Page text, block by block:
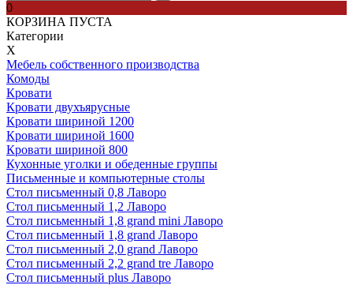
0
КОРЗИНА ПУСТА
Категории
Х
Мебель собственного производства
Комоды
Кровати
Кровати двухъярусные
Кровати шириной 1200
Кровати шириной 1600
Кровати шириной 800
Кухонные уголки и обеденные группы
Письменные и компьютерные столы
Стол письменный 0,8 Лаворо
Стол письменный 1,2 Лаворо
Стол письменный 1,8 grand mini Лаворо
Стол письменный 1,8 grand Лаворо
Стол письменный 2,0 grand Лаворо
Стол письменный 2,2 grand tre Лаворо
Стол письменный plus Лаворо